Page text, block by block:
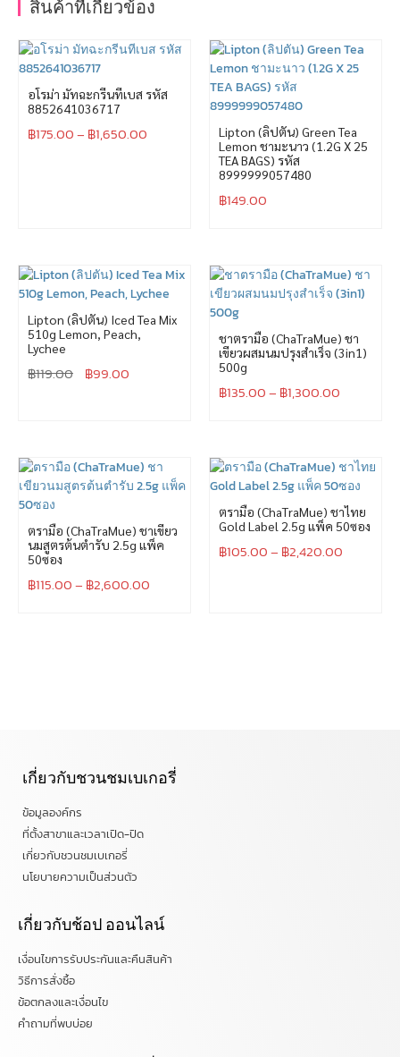
สินค้าที่เกี่ยวข้อง
อโรม่า มัทฉะกรีนทีเบส รหัส
8852641036717
฿175.00– ฿1,650.00
Lipton (ลิปตัน) Green Tea
Lemon ชามะนาว (1.2G X 25
TEA BAGS) รหัส
8999999057480
฿149.00
Lipton (ลิปตัน) Iced Tea Mix
510g Lemon, Peach,
Lychee
฿119.00 ฿99.00
ชาตรามือ (ChaTraMue) ชา
เขียวผสมนมปรุงสำเร็จ (3in1)
500g
฿135.00– ฿1,300.00
ตรามือ (ChaTraMue) ชาเขียว
นมสูตรต้นตำรับ 2.5g แพ็ค
50ซอง
฿115.00– ฿2,600.00
ตรามือ (ChaTraMue) ชาไทย
Gold Label 2.5g แพ็ค 50ซอง
฿105.00– ฿2,420.00
เกี่ยวกับชวนชมเบเกอรี่
ข้อมูลองค์กร
ที่ตั้งสาขาและเวลาเปิด-ปิด
เกี่ยวกับชวนชมเบเกอรี่
นโยบายความเป็นส่วนตัว
เกี่ยวกับช้อป ออนไลน์
เงื่อนไขการรับประกันและคืนสินค้า
วิธีการสั่งซื้อ
ข้อตกลงและเงื่อนไข
คำถามที่พบบ่อย